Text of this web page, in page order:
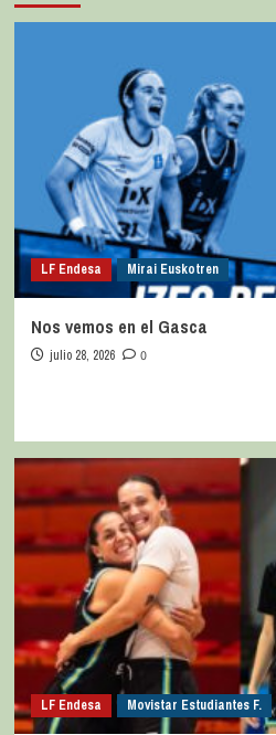
LF Endesa Mirai Euskotren
Nos vemos en el Gasca
julio 28, 2026 0
LF Endesa Movistar Estudiantes F.